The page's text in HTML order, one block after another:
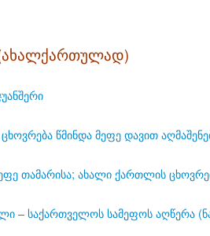
წმინდა მეფე დავით
თამარისა; ახალი ქართლის
– საქართველოს სამეფოს აღწერა